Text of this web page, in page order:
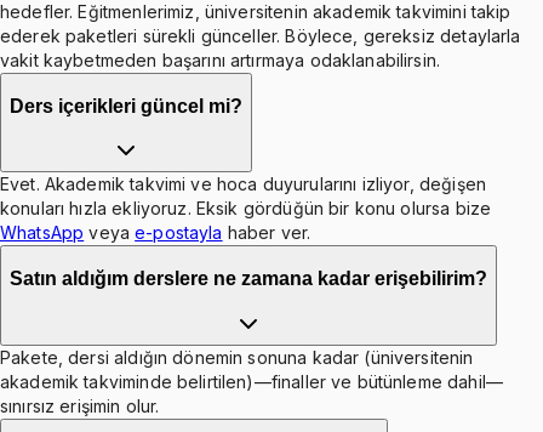
hedefler. Eğitmenlerimiz, üniversitenin akademik takvimini takip
ederek paketleri sürekli günceller. Böylece, gereksiz detaylarla
vakit kaybetmeden başarını artırmaya odaklanabilirsin.
Ders içerikleri güncel mi?
Evet. Akademik takvimi ve hoca duyurularını izliyor, değişen
konuları hızla ekliyoruz. Eksik gördüğün bir konu olursa bize
WhatsApp veya e-postayla haber ver.
Satın aldığım derslere ne zamana kadar erişebilirim?
Pakete, dersi aldığın dönemin sonuna kadar (üniversitenin
akademik takviminde belirtilen)—finaller ve bütünleme dahil—
sınırsız erişimin olur.